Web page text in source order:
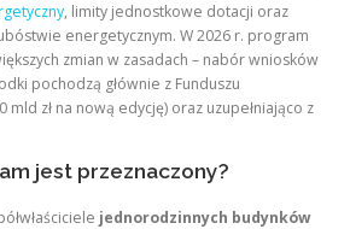
, limity jednostkowe dotacji oraz
energetycznym. W 2026 r. program
zmian w zasadach – nabór wniosków
pochodzą głównie z Funduszu
zł na nową edycję) oraz uzupełniająco z
jest przeznaczony?
jednorodzinnych budynków